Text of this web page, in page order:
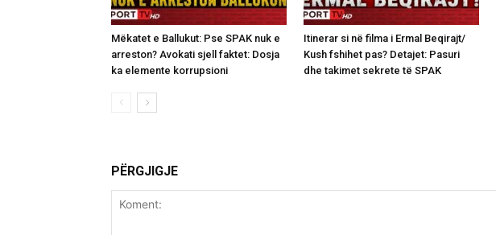
Mëkatet e Ballukut: Pse SPAK nuk e
arreston? Avokati sjell faktet: Dosja
ka elemente korrupsioni
Itinerar si në filma i Ermal Beqirajt/
Kush fshihet pas? Detajet: Pasuri
dhe takimet sekrete të SPAK
PËRGJIGJE